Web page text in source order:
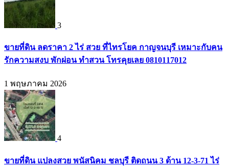
3
ขายที่ดิน ลดราคา 2 ไร่ สวย ที่ไทรโยค กาญจนบุรี เหมาะกับคน
รักความสงบ พักผ่อน ทำสวน โทรคุยเลย 0810117012
1 พฤษภาคม 2026
4
ขายที่ดิน แปลงสวย พนัสนิคม ชลบุรี ติดถนน 3 ด้าน 12-3-71 ไร่